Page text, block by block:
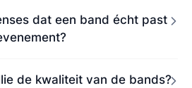
dat een band écht past
de kwaliteit van de bands?